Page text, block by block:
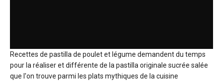
Recettes de pastilla de poulet et légume demandent du temps
pour la réaliser et différente de la pastilla originale sucrée salée
que l'on trouve parmi les plats mythiques de la cuisine